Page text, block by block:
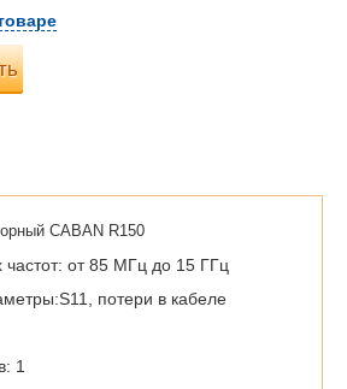
CABAN R150
частот: от 85 МГц до 15 ГГц
потери в кабеле
1